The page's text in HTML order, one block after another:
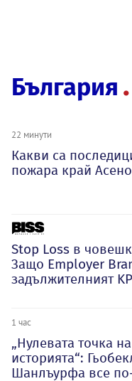
България
22 минути
Какви са
пожара край
Stop Loss в
Защо Employer
задължителният
1 час
„Нулевата точка на
историята“:
Шанлъурфа все